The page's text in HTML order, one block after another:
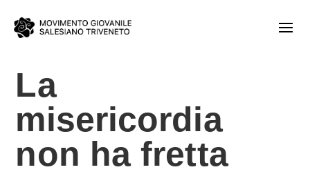
La
misericordia
non ha fretta